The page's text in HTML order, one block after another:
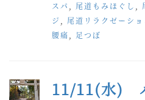
スパ
尾道もみほぐし
ジ
尾道リラクゼーショ
腰痛
足つぼ
11/11(水)